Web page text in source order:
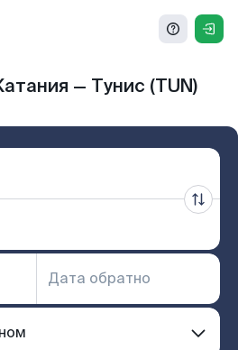
— Тунис (TUN)